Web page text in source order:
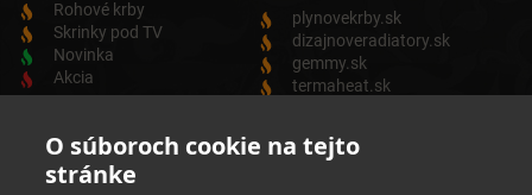
O súboroch cookie na tejto
stránke
Rohové krby
Skrinky pod TV
Novinka
Akcia
plynovekrby.sk
dizajnoveradiatory.sk
gemmy.sk
termaheat.sk
ODBER NEWSLETTRA
Zadajte svoju e-mailovú adresu a budete vždy informovaný o